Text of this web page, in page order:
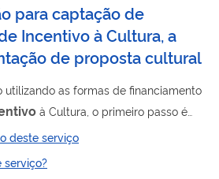
para captação de
Incentivo à Cultura, a
de proposta cultural
utilizando as formas de financiamento
à Cultura, o primeiro passo é
cultural ao Ministério da Cultura.
pelo MinC, o proponente
para captação de recursos via Lei
deste serviço
serviço?